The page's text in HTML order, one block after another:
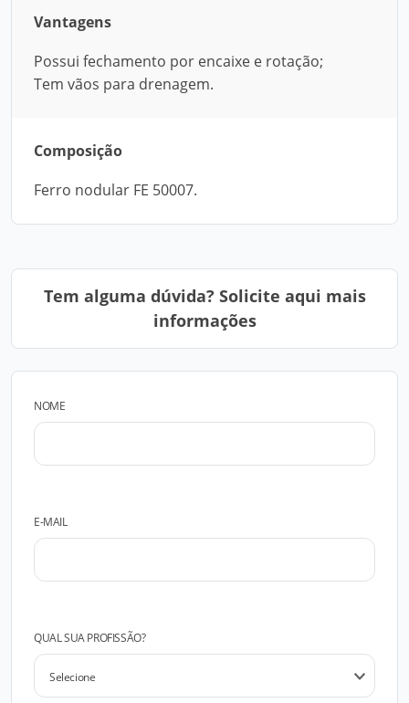
Vantagens
Possui fechamento por encaixe e rotação;
Tem vãos para drenagem.
Composição
Ferro nodular FE 50007.
Tem alguma dúvida? Solicite aqui mais
informações
NOME
E-MAIL
QUAL SUA PROFISSÃO?